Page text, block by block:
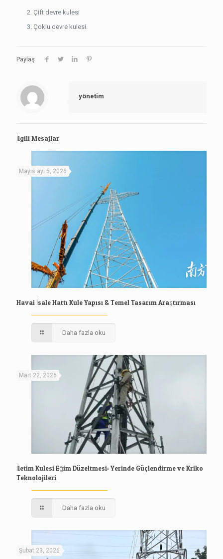
Çift devre kulesi
Çoklu devre kulesi.
Paylaş
yönetim
İlgili Mesajlar
Mayıs ayı 5, 2026
Havai İsale Hattı Kule Yapısı & Temel Tasarım Araştırması
Daha fazla oku
Mart 22, 2026
İletim Kulesi Eğim Düzeltmesi: Yerinde Güçlendirme ve Kriko
Teknolojileri
Daha fazla oku
Şubat 23, 2026